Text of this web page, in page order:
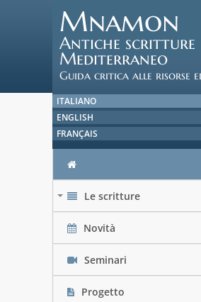
Mnamon
Antiche scritture
Mediterraneo
Guida critica alle risorse
ITALIANO
ENGLISH
FRANÇAIS
Le scritture
Novità
Seminari
Progetto